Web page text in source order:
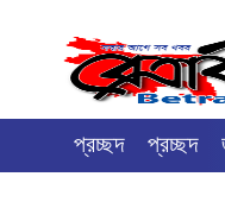
প্রচ্ছদ প্রচ্ছদ